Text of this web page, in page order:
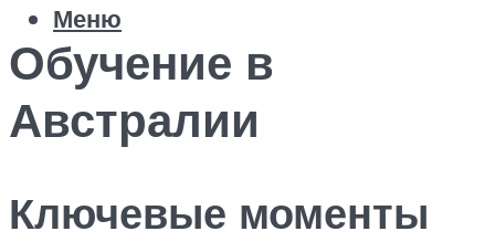
Меню
Обучение в
Австралии
Ключевые моменты